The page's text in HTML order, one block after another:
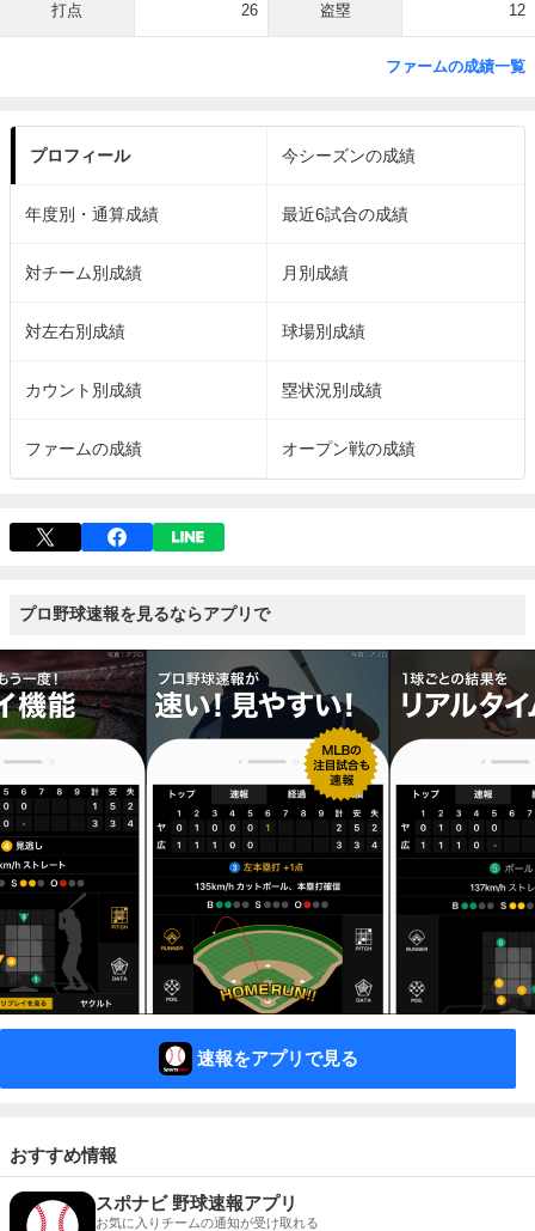
打点 26 盗塁 12
ファームの成績一覧
プロフィール 今シーズンの成績
年度別・通算成績 最近6試合の成績
対チーム別成績 月別成績
対左右別成績 球場別成績
カウント別成績 塁状況別成績
ファームの成績 オープン戦の成績
プロ野球速報を見るならアプリで
速報をアプリで見る
おすすめ情報
スポナビ 野球速報アプリ
お気に入りチームの通知が受け取れる